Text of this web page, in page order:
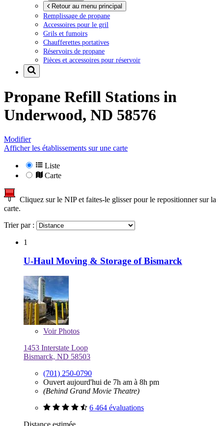
Retour au menu principal
Remplissage de propane
Accessoires pour le gril
Grils et fumoirs
Chaufferettes portatives
Réservoirs de propane
Pièces et accessoires pour réservoir
Propane Refill Stations in
Underwood, ND 58576
Modifier
Afficher les établissements sur une carte
Liste
Carte
Cliquez sur le NIP et faites-le glisser pour le repositionner sur la
carte.
Trier par :
1
U-Haul Moving & Storage of Bismarck
VoirPhotos
1453 Interstate Loop
Bismarck, ND 58503
(701) 250-0790
Ouvert aujourd'hui de 7h am à 8h pm
(Behind Grand Movie Theatre)
6 464 évaluations
Distance estimée